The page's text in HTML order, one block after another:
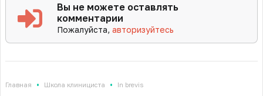
Вы не можете оставлять
комментарии
Пожалуйста,авторизуйтесь
Главная • Школа клинициста • In brevis